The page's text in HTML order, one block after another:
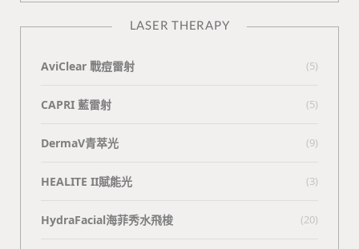
LASER THERAPY
AviClear 戰痘雷射 (5)
CAPRI 藍雷射 (5)
DermaV青萃光 (9)
HEALITE II賦能光 (3)
HydraFacial海菲秀水飛梭 (20)